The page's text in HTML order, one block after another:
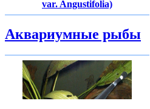
var. Angustifolia)
Аквариумные рыбы